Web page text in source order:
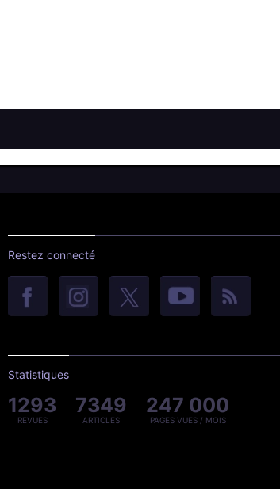
Restez connecté
Statistiques
1293
REVUES
7349
ARTICLES
247 000
PAGES VUES / MOIS